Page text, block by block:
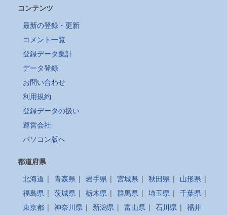
コンテンツ
最新の登録・更新
コメント一覧
登録データ集計
データ登録
お問い合わせ
利用規約
登録データの扱い
運営会社
パソコン版へ
都道府県
北海道 | 青森県 | 岩手県 | 宮城県 | 秋田県 | 山形県 |
福島県 | 茨城県 | 栃木県 | 群馬県 | 埼玉県 | 千葉県 |
東京都 | 神奈川県 | 新潟県 | 富山県 | 石川県 | 福井